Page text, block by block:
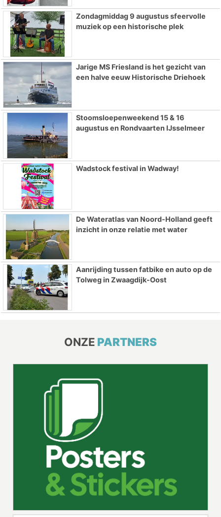
Zondagmiddag 9 augustus sfeervolle
muziek op een historische plek
Jarige MS Friesland is het gezicht van
een halve eeuw Historische Driehoek
Stoomsloepenweekend 15 & 16
augustus en Rondvaarten IJsselmeer
Wadstock festival in Wadway!
De Wateratlas van Noord-Holland geeft
inzicht in onze relatie met water
Aanrijding tussen fatbike en auto op de
Tolweg in Zwaagdijk-Oost
ONZE PARTNERS